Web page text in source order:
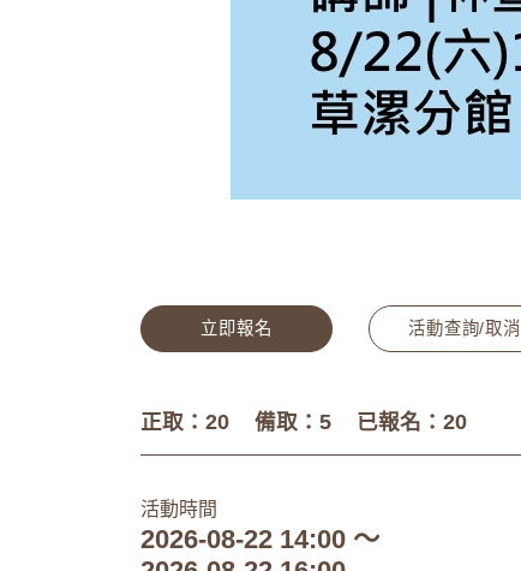
立即報名 活動查詢/取消
正取：20 備取：5 已報名：20
活動時間
2026-08-22 14:00 ～